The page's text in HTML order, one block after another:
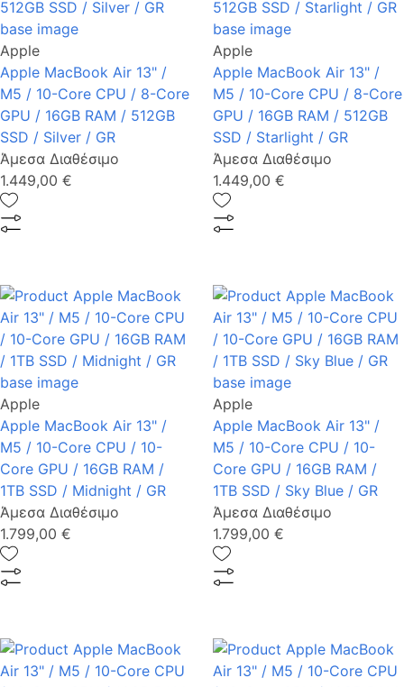
Apple
Apple MacBook Air 13" /
M5 / 10-Core CPU / 8-Core
GPU / 16GB RAM / 512GB
SSD / Silver / GR
Άμεσα Διαθέσιμο
1.449,00 €
Apple
Apple MacBook Air 13" /
M5 / 10-Core CPU / 8-Core
GPU / 16GB RAM / 512GB
SSD / Starlight / GR
Άμεσα Διαθέσιμο
1.449,00 €
Apple
Apple MacBook Air 13" /
M5 / 10-Core CPU / 10-
Core GPU / 16GB RAM /
1TB SSD / Midnight / GR
Άμεσα Διαθέσιμο
1.799,00 €
Apple
Apple MacBook Air 13" /
M5 / 10-Core CPU / 10-
Core GPU / 16GB RAM /
1TB SSD / Sky Blue / GR
Άμεσα Διαθέσιμο
1.799,00 €